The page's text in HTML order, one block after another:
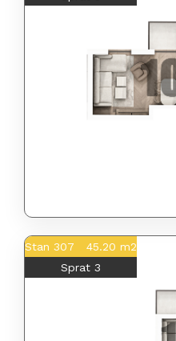
Stan 307 45.20 m2
Sprat 3